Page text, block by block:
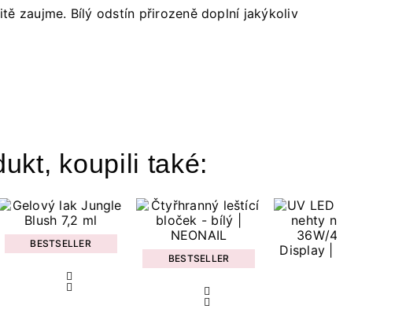
zaujme. Bílý odstín přirozeně doplní jakýkoliv
koupili také:
BESTSELLER
BESTSELLER